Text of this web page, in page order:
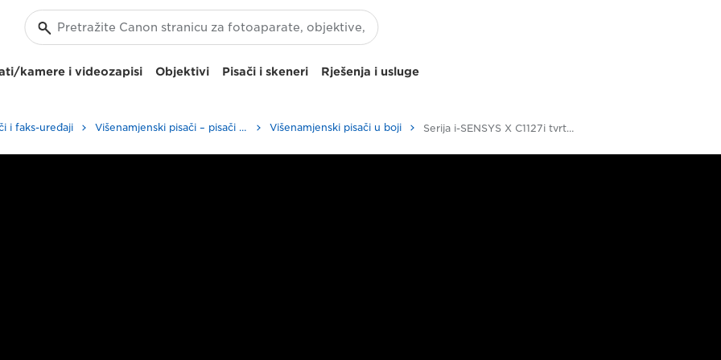
kamere i videozapisi Objektivi Pisači i skeneri Rješenja i usluge
i faks-uređaji Višenamjenski pisači – pisači "sve u jednom" Višenamjenski pisači u boji Serija i-SENSYS X C1127i tvrtke Canon